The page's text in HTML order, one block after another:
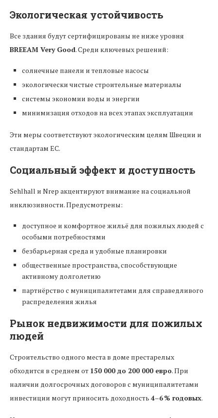
Экологическая устойчивость
Все здания будут сертифицированы не ниже уровня
BREEAM Very Good. Среди ключевых решений:
солнечные панели и тепловые насосы
экологически чистые строительные материалы
системы экономии воды и энергии
минимизация отходов на всех этапах эксплуатации
Эти меры соответствуют экологическим целям Швеции и
стандартам ЕС.
Социальный эффект и доступность
Sehlhall и Nrep акцентируют внимание на социальной
инклюзивности. Предусмотрены:
доступное и комфортное жильё для пожилых людей с
особыми потребностями
безбарьерная среда и удобные планировки
общественные пространства, способствующие
активному долголетию
партнёрство с муниципалитетами для справедливого
распределения жилья
Рынок недвижимости для пожилых
людей
Строительство одного места в доме престарелых
обходится в среднем от 150 000 до 200 000 евро. При
наличии долгосрочных договоров с муниципалитетами
инвестиции могут приносить доходность 4–6 % годовых.